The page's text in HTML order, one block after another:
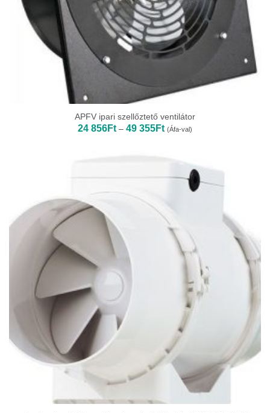
APFV ipari szellőztető ventilátor
24 856Ft – 49 355FtÁrtartomány:
24
49
(Áfa-val)